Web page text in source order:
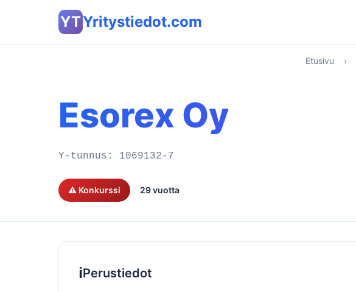
YTYritystiedot.com
Etusivu ›
Esorex Oy
Y-tunnus: 1069132-7
⚠️ Konkurssi 29 vuotta
ℹ️Perustiedot